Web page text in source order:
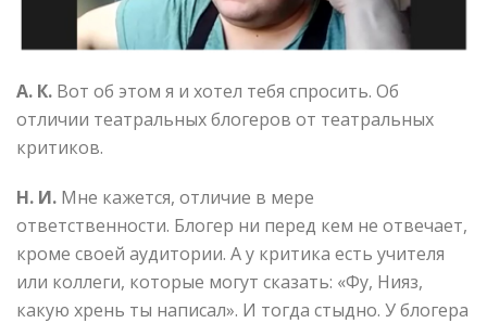
А. К. Вот об этом я и хотел тебя спросить. Об
отличии театральных блогеров от театральных
критиков.
Н. И. Мне кажется, отличие в мере
ответственности. Блогер ни перед кем не отвечает,
кроме своей аудитории. А у критика есть учителя
или коллеги, которые могут сказать: «Фу, Нияз,
какую хрень ты написал». И тогда стыдно. У блогера